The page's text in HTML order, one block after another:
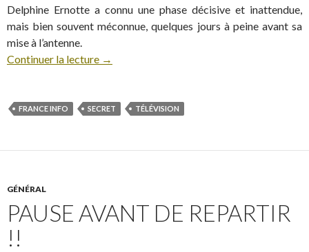
Delphine Ernotte a connu une phase décisive et inattendue,
mais bien souvent méconnue, quelques jours à peine avant sa
mise à l’antenne.
Continuer la lecture →
FRANCE INFO SECRET TÉLÉVISION
GÉNÉRAL
PAUSE AVANT DE REPARTIR
!!